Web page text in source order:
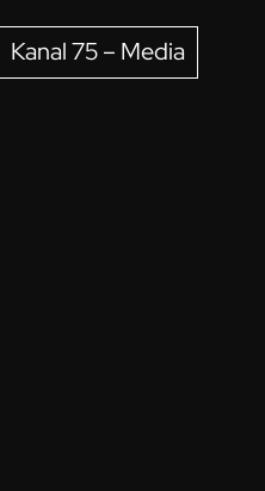
Kanal 75 – Media